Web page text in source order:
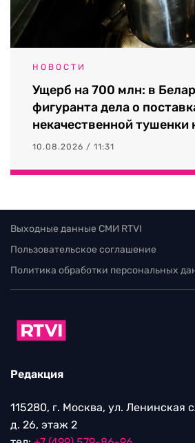
НОВОСТИ
Ущерб на 700 млн: в
фигуранта дела о
некачественной тушенки
10.08.2026 / 11:31
Выходные данные СМИ RTVI
Пользовательское соглашение
Политика обработки персональных
Редакция
115280, г. Москва, ул. Ленинская
д. 26, этаж 2